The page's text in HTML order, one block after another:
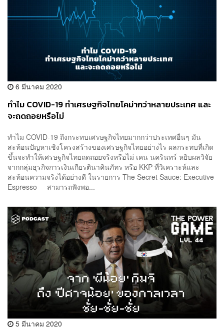
6 มีนาคม 2020
ทำไม COVID-19 ทำเศรษฐกิจไทยโคม่ากว่าหลายประเทศ และ
จะถดถอยหรือไม่
ทำไม COVID-19 ถึงกระทบเศรษฐกิจไทยมากกว่าประเทศอื่นๆ มัน
สะท้อนปัญหาเชิงโครงสร้างของเศรษฐกิจไทยอย่างไร ผลกระทบที่เกิด
ขึ้นจะทำให้เศรษฐกิจไทยถดถอยจริงหรือไม่ เคน นครินทร์ หยิบผลวิจัย
จากกลุ่มธุรกิจการเงินเกียรตินาคินภัทร หรือ KKP ที่วิเคราะห์และ
สะท้อนความจริงได้อย่างดี ในรายการ The Secret Sauce: Executive
Espresso สามารถฟังพอ...
5 มีนาคม 2020